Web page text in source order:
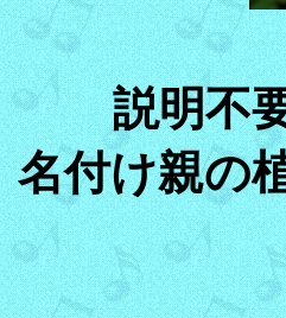
説明不
名付け親の